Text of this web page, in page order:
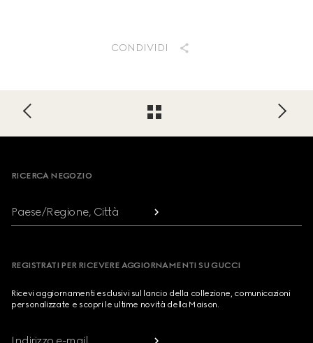
CONDIVIDI
RICERCA NEGOZIO
Paese/Regione, Città
REGISTRATI PER RICEVERE AGGIORNAMENTI SU GUCCI
Ricevi aggiornamenti esclusivi sul lancio della collezione, comunicazioni
personalizzate e scopri le ultime novità della Maison.